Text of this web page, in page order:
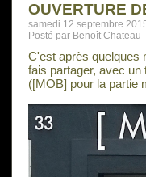
OUVERTURE
samedi 12 septembre
Posté par Benoît Chateau
C'est après quelques
fais partager, avec un
([MOB] pour la partie